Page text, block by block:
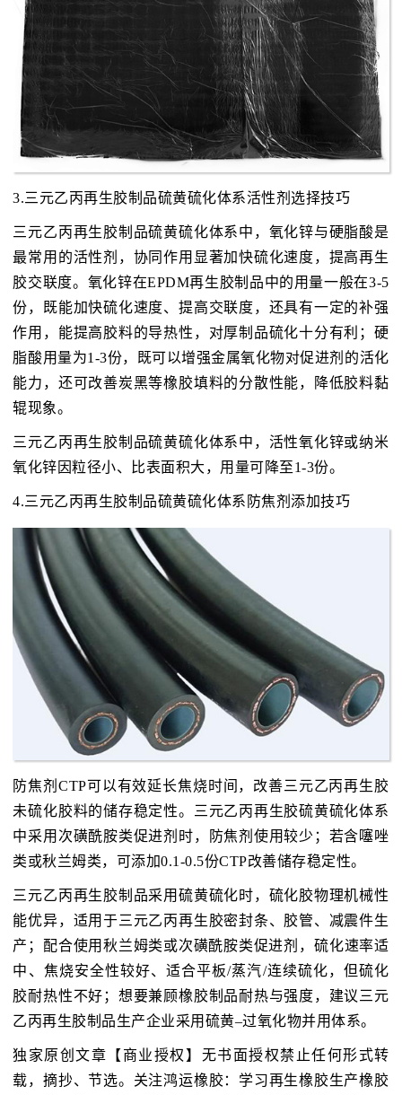
3.三元乙丙再生胶制品硫黄硫化体系活性剂选择技巧
三元乙丙再生胶制品硫黄硫化体系中，氧化锌与硬脂酸是
最常用的活性剂，协同作用显著加快硫化速度，提高再生
胶交联度。氧化锌在EPDM再生胶制品中的用量一般在3-5
份，既能加快硫化速度、提高交联度，还具有一定的补强
作用，能提高胶料的导热性，对厚制品硫化十分有利；硬
脂酸用量为1-3份，既可以增强金属氧化物对促进剂的活化
能力，还可改善炭黑等橡胶填料的分散性能，降低胶料黏
辊现象。
三元乙丙再生胶制品硫黄硫化体系中，活性氧化锌或纳米
氧化锌因粒径小、比表面积大，用量可降至1-3份。
4.三元乙丙再生胶制品硫黄硫化体系防焦剂添加技巧
防焦剂CTP可以有效延长焦烧时间，改善三元乙丙再生胶
未硫化胶料的储存稳定性。三元乙丙再生胶硫黄硫化体系
中采用次磺酰胺类促进剂时，防焦剂使用较少；若含噻唑
类或秋兰姆类，可添加0.1-0.5份CTP改善储存稳定性。
三元乙丙再生胶制品采用硫黄硫化时，硫化胶物理机械性
能优异，适用于三元乙丙再生胶密封条、胶管、减震件生
产；配合使用秋兰姆类或次磺酰胺类促进剂，‌硫化速率适
中、焦烧安全性较好、适合平板/蒸汽/连续硫化，但硫化
胶耐热性不好；想要兼顾橡胶制品耐热与强度，建议三元
乙丙再生胶制品生产企业采用‌硫黄–过氧化物并用体系。
独家原创文章【商业授权】无书面授权禁止任何形式转
载，摘抄、节选。关注鸿运橡胶：学习再生橡胶生产橡胶